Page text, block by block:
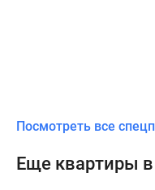
Посмотреть все
Еще квартиры